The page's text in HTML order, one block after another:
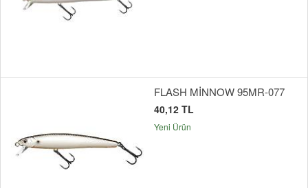
FLASH MİNNOW 95MR-077
40,12 TL
Yeni Ürün